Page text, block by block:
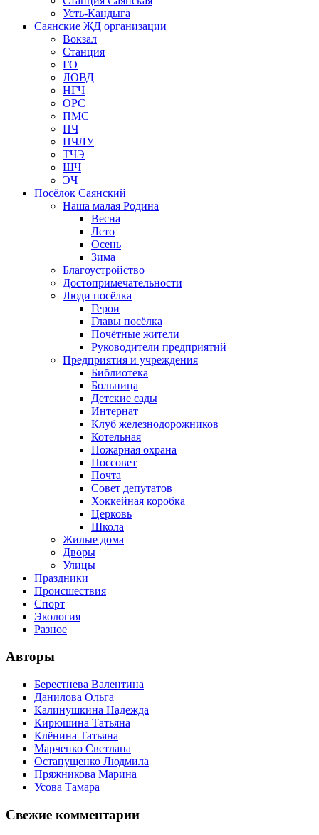
Усть-Кандыга
Саянские ЖД организации
Вокзал
Станция
ГО
ЛОВД
НГЧ
ОРС
ПМС
ПЧ
ПЧЛУ
ТЧЭ
ШЧ
ЭЧ
Посёлок Саянский
Наша малая Родина
Весна
Лето
Осень
Зима
Благоустройство
Достопримечательности
Люди посёлка
Герои
Главы посёлка
Почётные жители
Руководители предприятий
Предприятия и учреждения
Библиотека
Больница
Детские сады
Интернат
Клуб железнодорожников
Котельная
Пожарная охрана
Поссовет
Почта
Совет депутатов
Хоккейная коробка
Церковь
Школа
Жилые дома
Дворы
Улицы
Праздники
Происшествия
Спорт
Экология
Разное
Авторы
Берестнева Валентина
Данилова Ольга
Калинушкина Надежда
Кирюшина Татьяна
Клёнина Татьяна
Марченко Светлана
Остапущенко Людмила
Пряжникова Марина
Усова Тамара
Свежие комментарии